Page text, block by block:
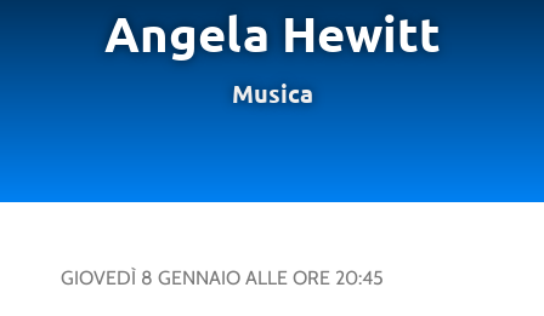
Angela Hewitt
Musica
GIOVEDÌ 8 GENNAIO ALLE ORE 20:45